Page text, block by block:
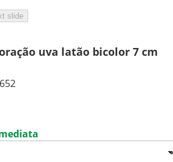
slide
uva latão bicolor 7 cm